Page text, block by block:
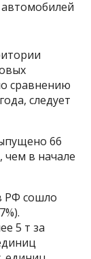
сравнению
следует
66
чем в начале
РФ сошло
5 т за